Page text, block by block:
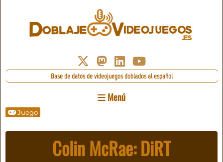
Base de datos de videojuegos doblados al español
Menú
Juego
Colin McRae: DiRT